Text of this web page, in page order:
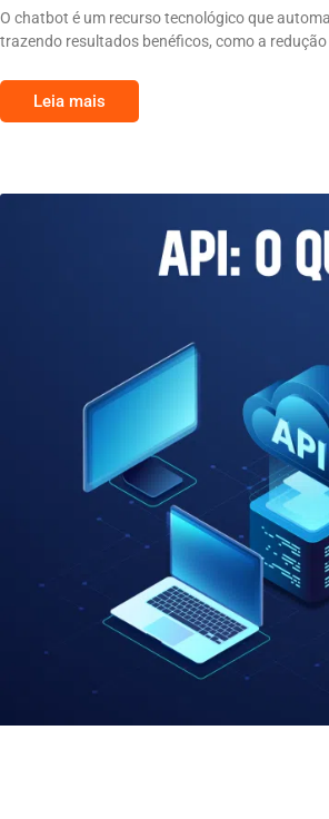
O chatbot é um recurso tecnológico que
trazendo resultados benéficos, como a
Leia mais